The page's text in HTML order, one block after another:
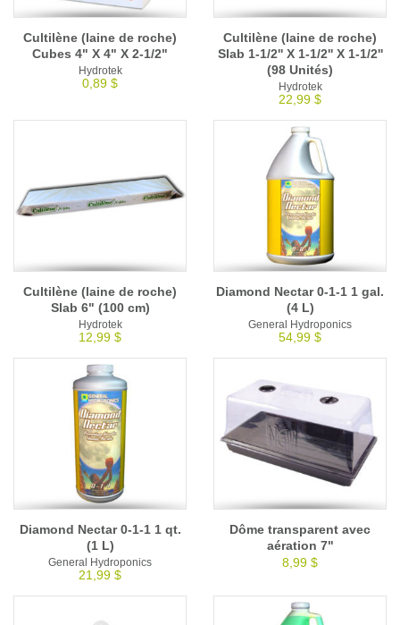
Cultilène (laine de roche)
Cubes 4" X 4" X 2-1/2"
Hydrotek
0,89 $
Cultilène (laine de roche)
Slab 1-1/2'' X 1-1/2'' X 1-1/2''
(98 Unités)
Hydrotek
22,99 $
Cultilène (laine de roche)
Slab 6" (100 cm)
Hydrotek
12,99 $
Diamond Nectar 0-1-1 1 gal.
(4 L)
General Hydroponics
54,99 $
Diamond Nectar 0-1-1 1 qt.
(1 L)
General Hydroponics
21,99 $
Dôme transparent avec
aération 7"
8,99 $